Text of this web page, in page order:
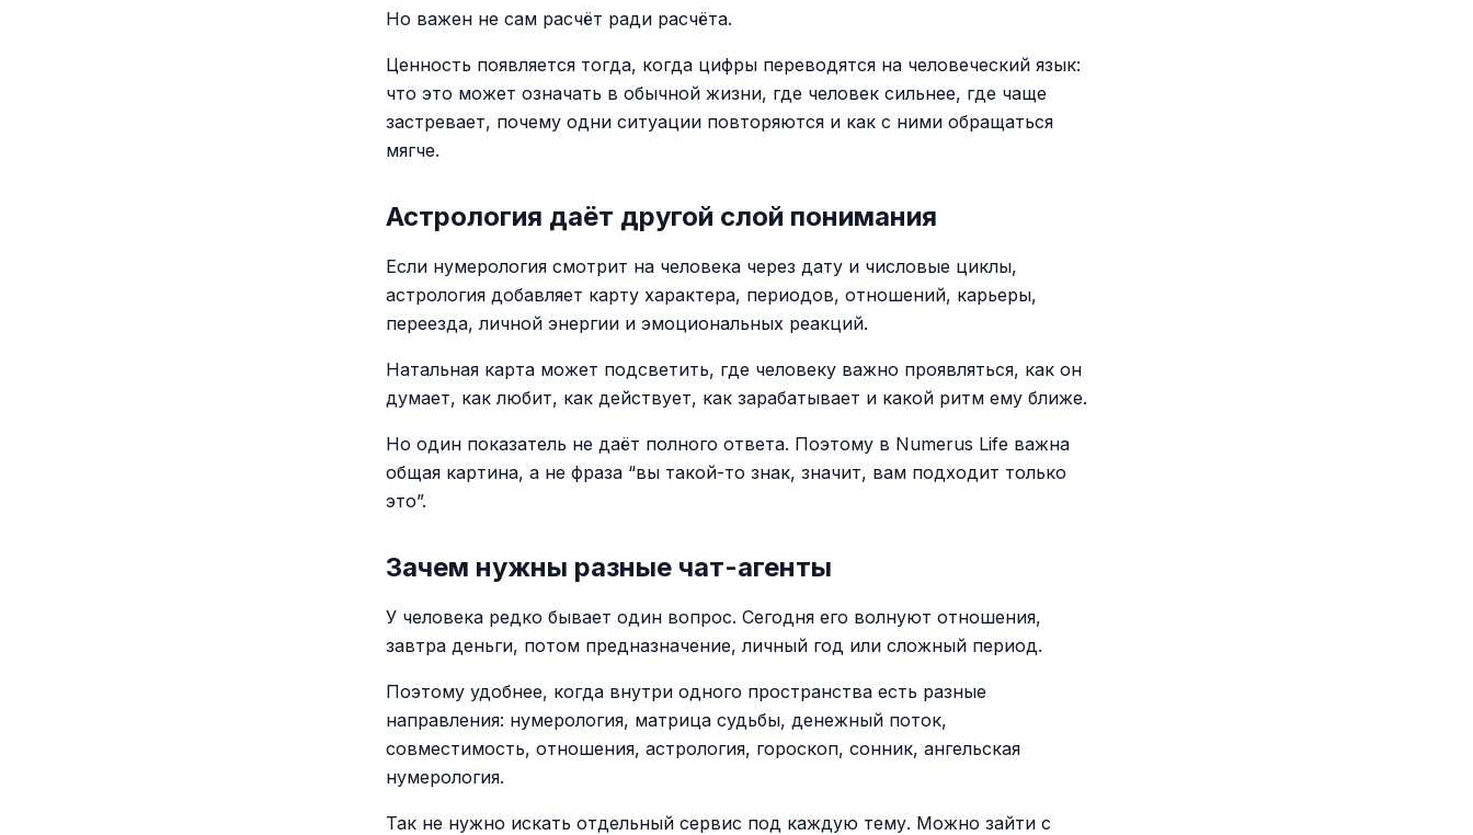
Но важен не сам расчёт ради расчёта.
Ценность появляется тогда, когда цифры переводятся на человеческий язык:
что это может означать в обычной жизни, где человек сильнее, где чаще
застревает, почему одни ситуации повторяются и как с ними обращаться
мягче.
Астрология даёт другой слой понимания
Если нумерология смотрит на человека через дату и числовые циклы,
астрология добавляет карту характера, периодов, отношений, карьеры,
переезда, личной энергии и эмоциональных реакций.
Натальная карта может подсветить, где человеку важно проявляться, как он
думает, как любит, как действует, как зарабатывает и какой ритм ему ближе.
Но один показатель не даёт полного ответа. Поэтому в Numerus Life важна
общая картина, а не фраза “вы такой-то знак, значит, вам подходит только
это”.
Зачем нужны разные чат-агенты
У человека редко бывает один вопрос. Сегодня его волнуют отношения,
завтра деньги, потом предназначение, личный год или сложный период.
Поэтому удобнее, когда внутри одного пространства есть разные
направления: нумерология, матрица судьбы, денежный поток,
совместимость, отношения, астрология, гороскоп, сонник, ангельская
нумерология.
Так не нужно искать отдельный сервис под каждую тему. Можно зайти с